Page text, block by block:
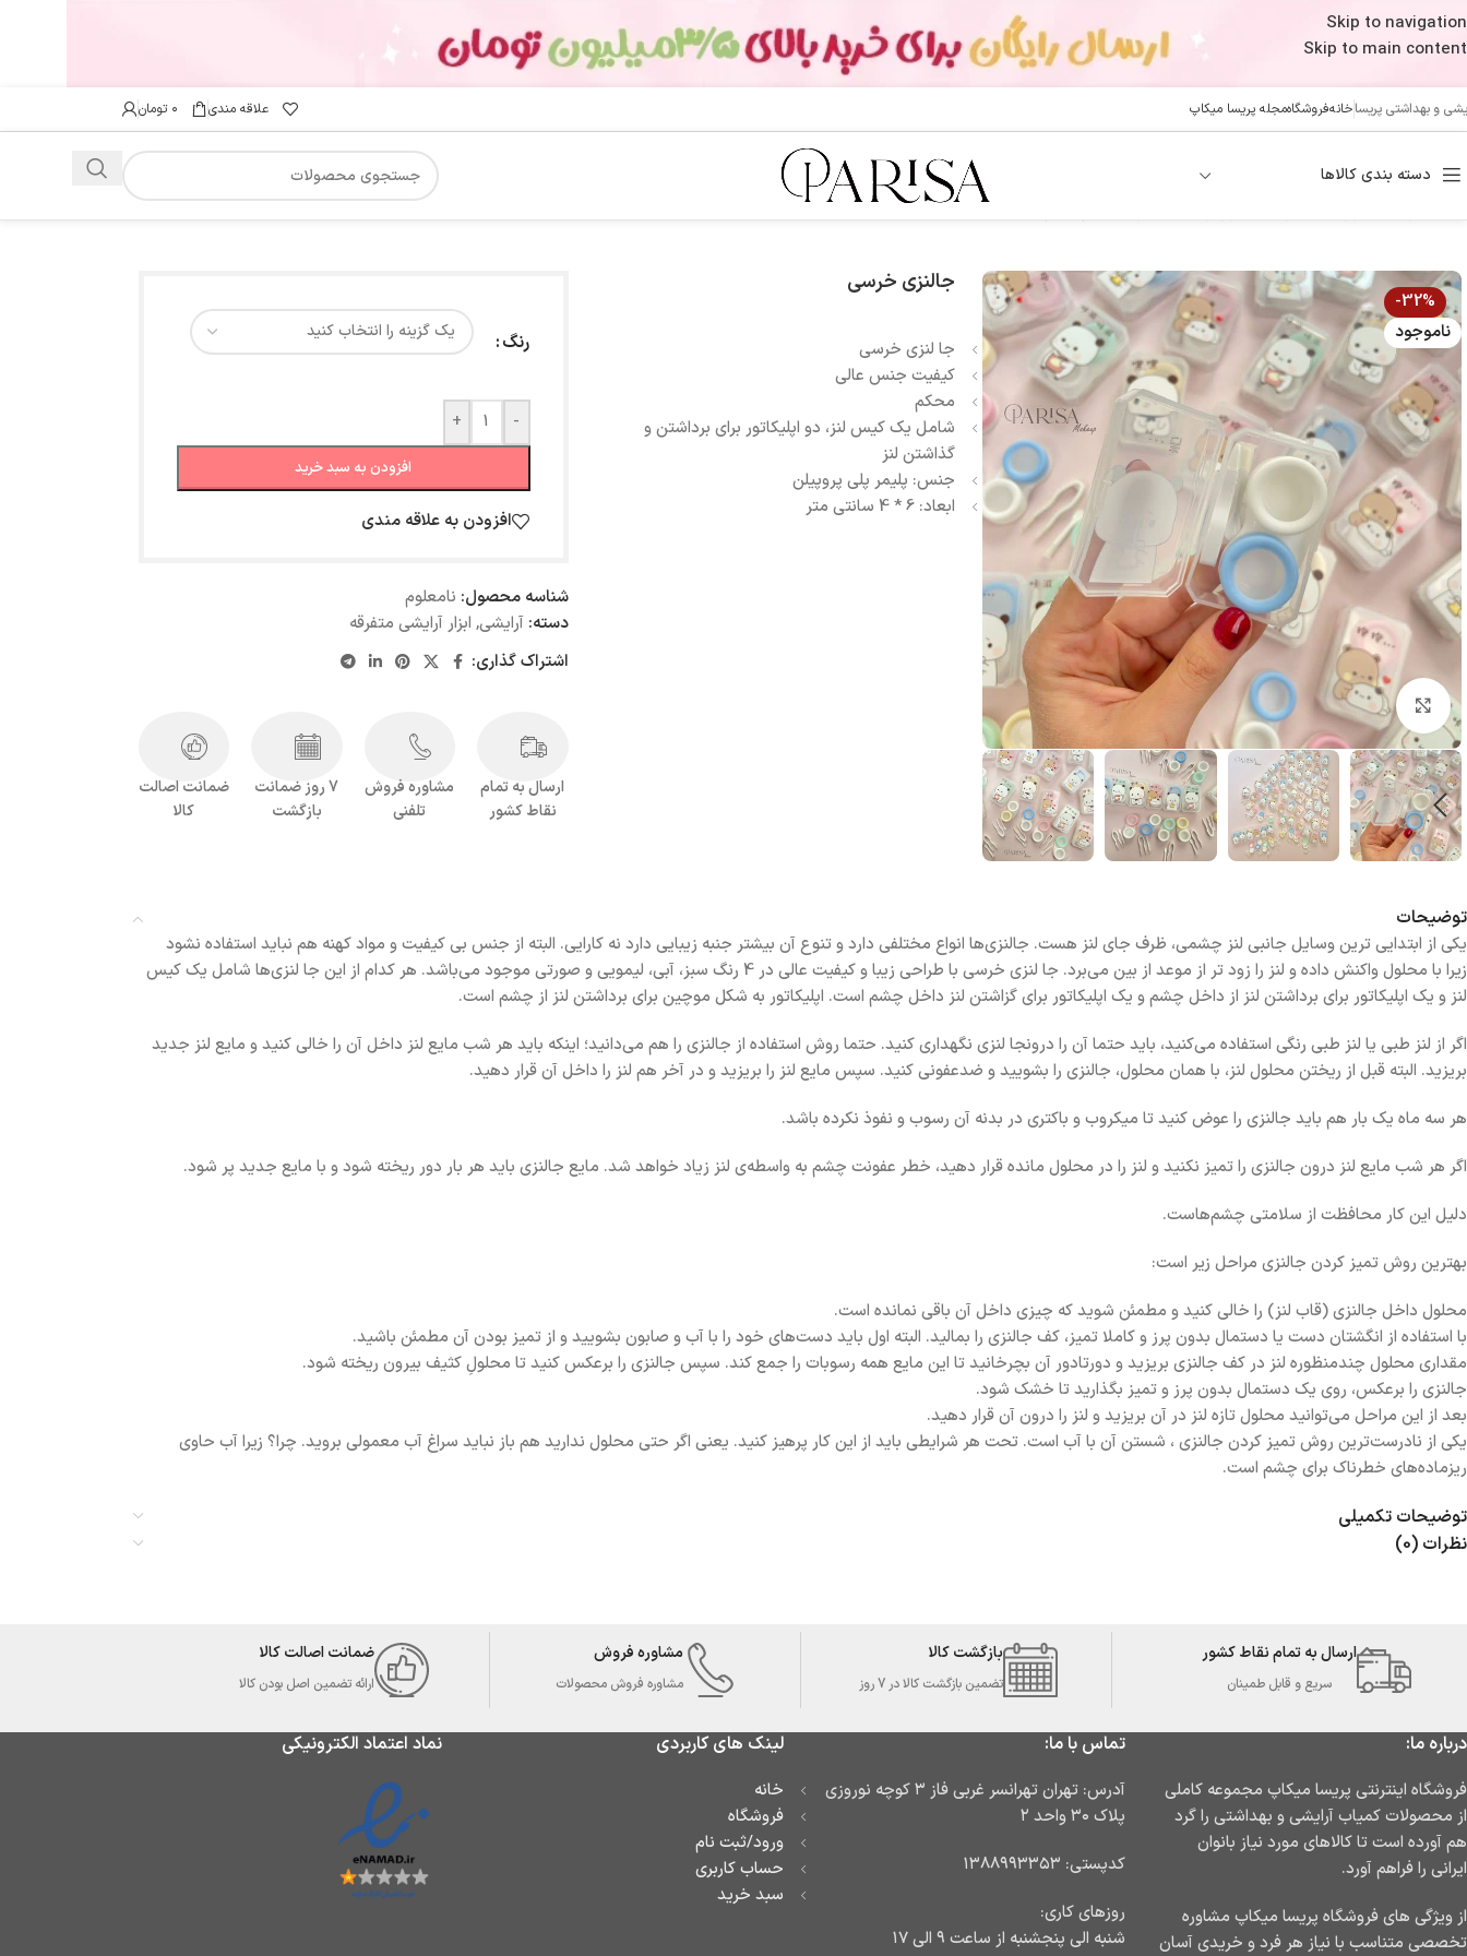
Skip to navigation
Skip to main content
و بهداشتی پریساخانهفروشگاهمجله پریسا میکاپ علاقه مندی ۰ تومان
دسته بندی کالاها
-32%
ناموجود
بزرگنمایی تصویر
جالنزی خرسی
جا لنزی خرسی
کیفیت جنس عالی
محکم
شامل یک کیس لنز، دو اپلیکاتور برای برداشتن و
گذاشتن لنز
جنس: پلیمر پلی پروپیلن
ابعاد: 6 * 4 سانتی متر
رنگ
-
+
افزودن به سبد خرید
افزودن به علاقه مندی
شناسه محصول: نامعلوم
دسته: آرایشی, ابزار آرایشی متفرقه
اشتراک گذاری:
ارسال به تمام
نقاط کشور
مشاوره فروش
تلفنی
7 روز ضمانت
بازگشت
ضمانت اصالت
کالا
توضیحات
یکی از ابتدایی ترین وسایل جانبی لنز چشمی، ظرف جای لنز هست. جالنزی‌ها انواع مختلفی دارد و تنوع آن بیشتر جنبه زیبایی دارد نه کارایی. البته از جنس بی کیفیت و مواد کهنه هم نباید استفاده نشود
زیرا با محلول واکنش داده و لنز را زود تر از موعد از بین می‌برد. جا لنزی خرسی با طراحی زیبا و کیفیت عالی در 4 رنگ سبز، آبی، لیمویی و صورتی موجود می‌باشد. هر کدام از این جا لنزی‌ها شامل یک کیس
لنز و یک اپلیکاتور برای برداشتن لنز از داخل چشم و یک اپلیکاتور برای گزاشتن لنز داخل چشم است. اپلیکاتور به شکل موچین برای برداشتن لنز از چشم است.
اگر از لنز طبی یا لنز طبی رنگی استفاده می‌کنید، باید حتما آن را درونجا لنزی نگهداری کنید. حتما روش استفاده از جالنزی را هم می‌دانید؛ اینکه باید هر شب مایع لنز داخل آن را خالی کنید و مایع لنز جدید
بریزید. البته قبل از ریختن محلول لنز، با همان محلول، جالنزی را بشویید و ضدعفونی کنید. سپس مایع لنز را بریزید و در آخر هم لنز را داخل آن قرار دهید.
هر سه ماه یک بار هم باید جالنزی را عوض کنید تا میکروب و باکتری در بدنه آن رسوب و نفوذ نکرده باشد.
اگر هر شب مایع لنز درون جالنزی را تمیز نکنید و لنز را در محلول مانده قرار دهید، خطر عفونت چشم به واسطه‌ی لنز زیاد خواهد شد. مایع جالنزی باید هر بار دور ریخته شود و با مایع جدید پر شود.
دلیل این کار محافظت از سلامتی چشم‌هاست.
بهترین روش تمیز کردن جالنزی مراحل زیر است:
محلول داخل جالنزی (قاب لنز) را خالی کنید و مطمئن شوید که چیزی داخل آن باقی نمانده است.
با استفاده از انگشتان دست یا دستمال بدون پرز و کاملا تمیز، کف جالنزی را بمالید. البته اول باید دست‌های خود را با آب و صابون بشویید و از تمیز بودن آن مطمئن باشید.
مقداری محلول چندمنظوره لنز در کف جالنزی بریزید و دورتادور آن بچرخانید تا این مایع همه رسوبات را جمع کند. سپس جالنزی را برعکس کنید تا محلولِ کثیف بیرون ریخته شود.
جالنزی را برعکس، روی یک دستمال بدون پرز و تمیز بگذارید تا خشک شود.
بعد از این مراحل می‌توانید محلول تازه لنز در آن بریزید و لنز را درون آن قرار دهید.
یکی از نادرست‌ترین روش تمیز کردن جالنزی ، شستن آن با آب است. تحت هر شرایطی باید از این کار پرهیز کنید. یعنی اگر حتی محلول ندارید هم باز نباید سراغ آب معمولی بروید. چرا؟ زیرا آب حاوی
ریزماده‌های خطرناک برای چشم است.
توضیحات تکمیلی
نظرات (0)
ارسال به تمام نقاط کشور
سریع و قابل طمینان
بازگشت کالا
تضمین بازگشت کالا در 7 روز
مشاوره فروش
مشاوره فروش محصولات
ضمانت اصالت کالا
ارائه تضمین اصل بودن کالا
درباره ما:
فروشگاه اینترنتی پریسا میکاپ مجموعه کاملی
از محصولات کمیاب آرایشی و بهداشتی را گرد
هم آورده است تا کالاهای مورد نیاز بانوان
ایرانی را فراهم آورد.
از ویژگی های فروشگاه پریسا میکاپ مشاوره
تخصصی متناسب با نیاز هر فرد و خریدی آسان
تماس با ما:
آدرس: تهران تهرانسر غربی فاز ۳ کوچه نوروزی
پلاک ۳۰ واحد ۲
کدپستی: ۱۳۸۸۹۹۳۳۵۳
روزهای کاری:
شنبه الی پنجشنبه از ساعت ۹ الی ۱۷
لینک های کاربردی
خانه
فروشگاه
ورود/ثبت نام
حساب کاربری
سبد خرید
نماد اعتماد الکترونیکی